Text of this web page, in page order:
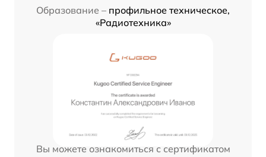
Образование – профильное техническое,
«Радиотехника»
Вы можете ознакомиться с сертификатом